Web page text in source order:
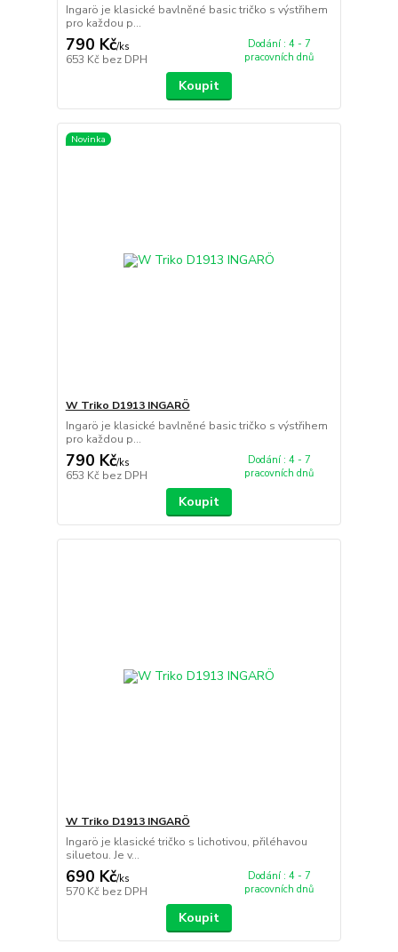
Ingarö je klasické bavlněné basic tričko s výstřihem
pro každou p...
790 Kč/ks
653 Kč bez DPH
Dodání : 4 - 7
pracovních dnů
Koupit
Novinka
W Triko D1913 INGARÖ
Ingarö je klasické bavlněné basic tričko s výstřihem
pro každou p...
790 Kč/ks
653 Kč bez DPH
Dodání : 4 - 7
pracovních dnů
Koupit
W Triko D1913 INGARÖ
Ingarö je klasické tričko s lichotivou, přiléhavou
siluetou. Je v...
690 Kč/ks
570 Kč bez DPH
Dodání : 4 - 7
pracovních dnů
Koupit